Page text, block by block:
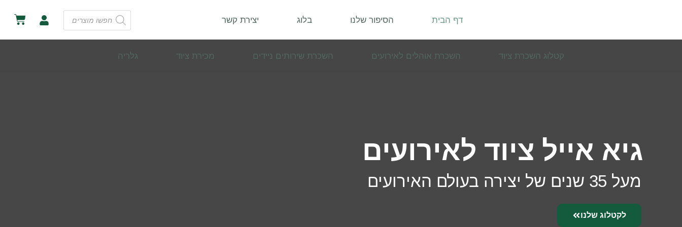
דף הבית
הסיפור שלנו בלוג יצירת קשר
קטלוג השכרת ציוד השכרת אוהלים לאירועים השכרת שירותים ניידים מכירת ציוד גלריה
גיא אייל ציוד לאירועים
מעל 35 שנים של יצירה בעולם האירועים
לקטלוג שלנו